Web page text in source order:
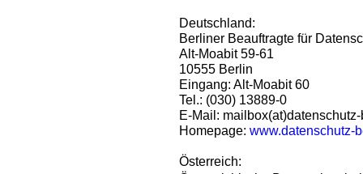
Deutschland:
Berliner Beauftragte für
Alt-Moabit 59-61
10555 Berlin
Eingang: Alt-Moabit 60
Tel.: (030) 13889-0
E-Mail:
Homepage: www.datenschutz-
Österreich: